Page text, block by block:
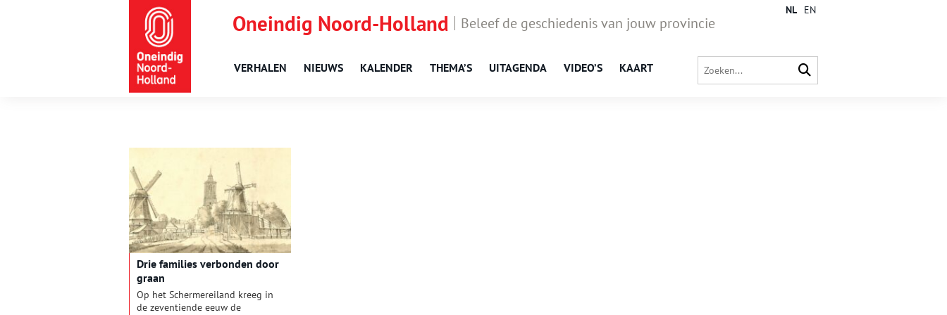
Oneindig Noord-Holland Beleef de geschiedenis van jouw provincie
VERHALEN NIEUWS KALENDER THEMA’S UITAGENDA VIDEO’S KAART
NL EN
Drie families verbonden door
graan
Op het Schermereiland kreeg in
de zeventiende eeuw de